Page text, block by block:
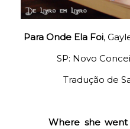
Para Onde Ela Foi,
SP: Novo
Tradução de
Where she went